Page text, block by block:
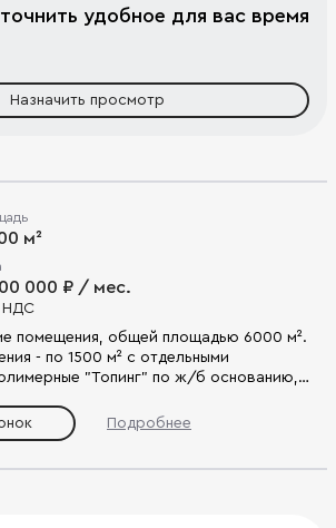
удобное для вас время
Назначить просмотр
м²
000 ₽ / мес.
НДС
помещения, общей площадью 6000 м².
- по 1500 м² с отдельными
вытяжная
кондиционирование склада
Подробнее